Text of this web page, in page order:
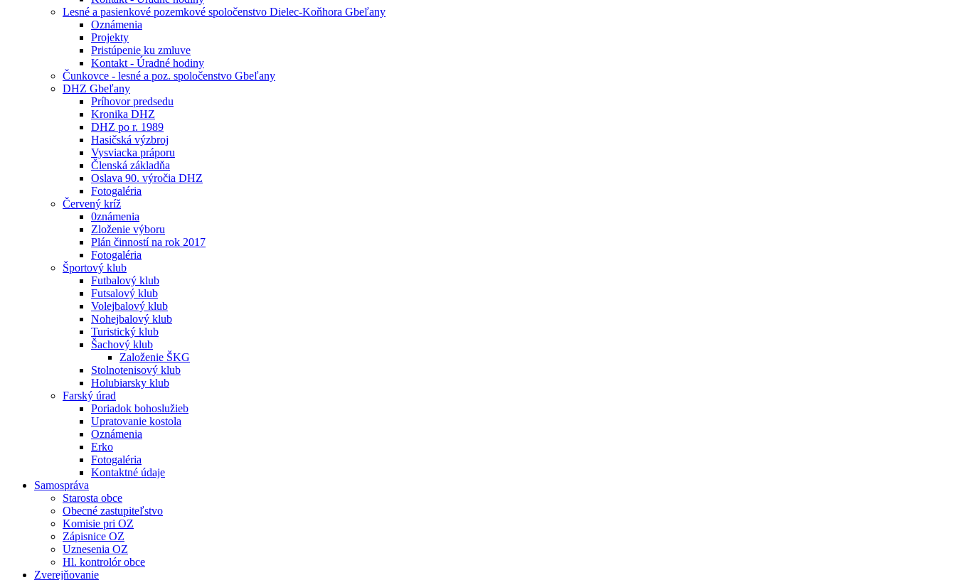
Lesné a pasienkové pozemkové spoločenstvo Dielec-Koňhora Gbeľany
Oznámenia
Projekty
Pristúpenie ku zmluve
Kontakt - Úradné hodiny
Čunkovce - lesné a poz. spoločenstvo Gbeľany
DHZ Gbeľany
Príhovor predsedu
Kronika DHZ
DHZ po r. 1989
Hasičská výzbroj
Vysviacka práporu
Členská základňa
Oslava 90. výročia DHZ
Fotogaléria
Červený kríž
0známenia
Zloženie výboru
Plán činností na rok 2017
Fotogaléria
Športový klub
Futbalový klub
Futsalový klub
Volejbalový klub
Nohejbalový klub
Turistický klub
Šachový klub
Založenie ŠKG
Stolnotenisový klub
Holubiarsky klub
Farský úrad
Poriadok bohoslužieb
Upratovanie kostola
Oznámenia
Erko
Fotogaléria
Kontaktné údaje
Samospráva
Starosta obce
Obecné zastupiteľstvo
Komisie pri OZ
Zápisnice OZ
Uznesenia OZ
Hl. kontrolór obce
Zverejňovanie